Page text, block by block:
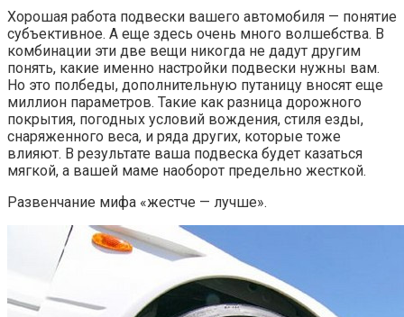
Хорошая работа подвески вашего автомобиля — понятие
субъективное. А еще здесь очень много волшебства. В
комбинации эти две вещи никогда не дадут другим
понять, какие именно настройки подвески нужны вам.
Но это полбеды, дополнительную путаницу вносят еще
миллион параметров. Такие как разница дорожного
покрытия, погодных условий вождения, стиля езды,
снаряженного веса, и ряда других, которые тоже
влияют. В результате ваша подвеска будет казаться
мягкой, а вашей маме наоборот предельно жесткой.
Развенчание мифа «жестче — лучше».